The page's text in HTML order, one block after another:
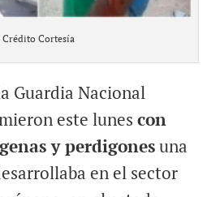
Crédito Cortesía
Guardia Nacional
este lunes con
y perdigonesuna
en el sector